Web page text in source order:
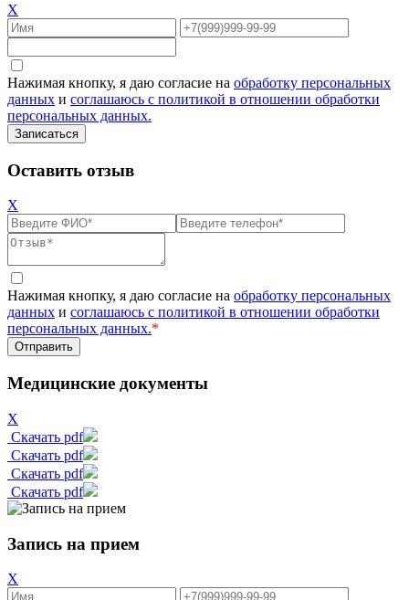
X
Нажимая кнопку, я даю согласие на обработку персональных
данных и соглашаюсь с политикой в отношении обработки
персональных данных.
Оставить отзыв
X
Нажимая кнопку, я даю согласие на обработку персональных
данных и соглашаюсь с политикой в отношении обработки
персональных данных.*
Медицинские документы
X
Скачать pdf
Скачать pdf
Скачать pdf
Скачать pdf
Запись на прием
X